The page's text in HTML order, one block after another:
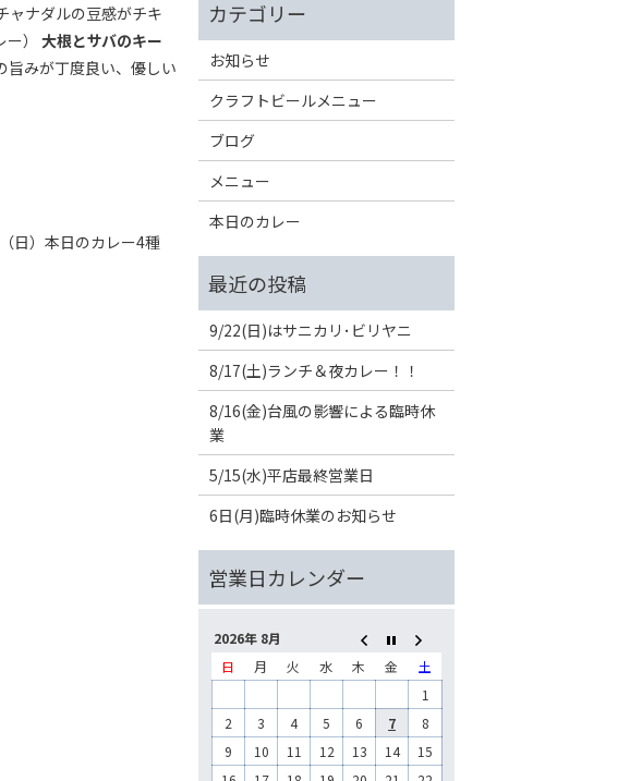
ャナダルの豆感がチキ
） 大根とサバのキー
旨みが丁度良い、優しい
日）本日のカレー4種
お知らせ
クラフトビールメニュー
ブログ
メニュー
本日のカレー
9/22(日)はサニカリ･ビリヤニ
8/17(土)ランチ＆夜カレー！！
8/16(金)台風の影響による臨時休
業
5/15(水)平店最終営業日
6日(月)臨時休業のお知らせ
2026年 8月
日
月 火 水 木 金
土
1
2
3 4 5 6 7
8
9
10 11 12 13 14
15